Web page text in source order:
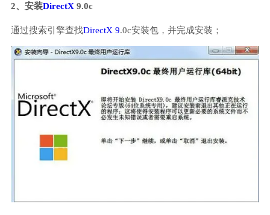
2、安装DirectX 9.0c
通过搜索引擎查找DirectX 9.0c安装包，并完成安装；